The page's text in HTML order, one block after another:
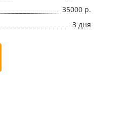
35000 р.
3 дня